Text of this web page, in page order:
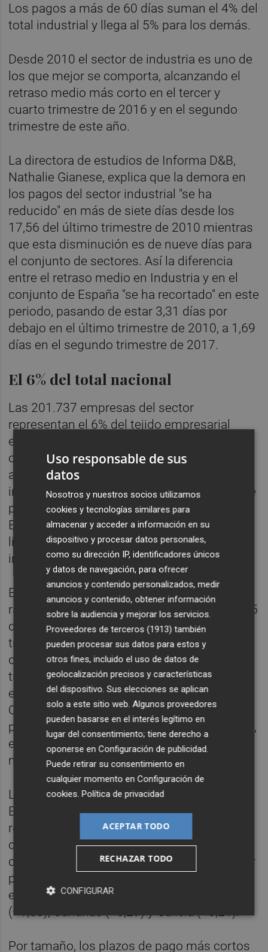
Los pagos a más de 60 días suman el 4% del
total industrial y llega al 5% para los demás.
Desde 2010 el sector de industria es uno de
los que mejor se comporta, alcanzando el
retraso medio más corto en el tercer y
cuarto trimestre de 2016 y en el segundo
trimestre de este año.
La directora de estudios de Informa D&B,
Nathalie Gianese, explica que la demora en
los pagos del sector industrial "se ha
reducido" en más de siete días desde los
17,56 del último trimestre de 2010 mientras
que esta disminución es de nueve días para
el conjunto de sectores. Así la diferencia
entre el retraso medio en Industria y en el
conjunto de España "se ha recortado" en este
periodo, pasando de estar 3,31 días por
debajo en el último trimestre de 2010, a 1,69
días en el segundo trimestre de 2017.
El 6% del total nacional
Las 201.737 empresas del sector
representan el 6% del tejido empresarial
español. De las cinco ramas que lo
componen, Alimentación y bebidas suma
algo más del 17% y aporta el 21% de los
ingresos, mientras que Química, que supone
poco más del 4% del sector, genera el 17%.
En su mayoría se trata de sociedades
limitadas, casi el 44%, y empresarios
individuales, el 37%.
En concreto, dentro del sector Industria la
rama Química es la que mejor paga, con 7,95
días de retraso medio en el segundo
trimestre del año y por debajo de la media
del sector desde 2010. Elementos del
transporte es la que más dilata hacer
efectivas sus facturas, hasta 12,76 días.
Química es también la que tiene un
porcentaje más elevado de pagos puntuales,
el 55%, y Elementos de transporte la que
menos con un 36%.
La diferencia entre comunidades es elevada.
En Navarra las empresas industriales
registran una demora de 6,55 días, mientras
que en Melilla se llega a los 46,33 días, una
diferencia de 40 días. En casi todas el sector
paga mejor que la media con las
excepciones de Melilla (+22,35), Asturias
(+1,80), Canarias (+0,29) y Galicia (+0,21).
Por tamaño, los plazos de pago más cortos
Uso responsable de sus
datos
Nosotros y nuestros socios utilizamos
cookies y tecnologías similares para
almacenar y acceder a información en su
dispositivo y procesar datos personales,
como su dirección IP, identificadores únicos
y datos de navegación, para ofrecer
anuncios y contenido personalizados, medir
anuncios y contenido, obtener información
sobre la audiencia y mejorar los servicios.
Proveedores de terceros (1913) también
pueden procesar sus datos para estos y
otros fines, incluido el uso de datos de
geolocalización precisos y características
del dispositivo. Sus elecciones se aplican
solo a este sitio web. Algunos proveedores
pueden basarse en el interés legítimo en
lugar del consentimiento; tiene derecho a
oponerse enConfiguración de publicidad
Puede retirar su consentimiento en
cualquier momento enConfiguración de
cookies .Política de privacidad
ACEPTAR TODO
RECHAZAR TODO
CONFIGURAR